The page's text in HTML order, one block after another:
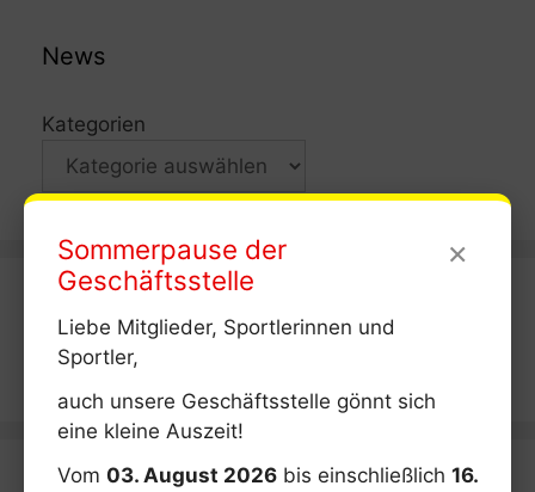
News
Kategorien
×
Sommerpause der
Geschäftsstelle
Liebe Mitglieder, Sportlerinnen und
Sportler,
auch unsere Geschäftsstelle gönnt sich
eine kleine Auszeit!
Vom 03. August 2026 bis einschließlich 16.